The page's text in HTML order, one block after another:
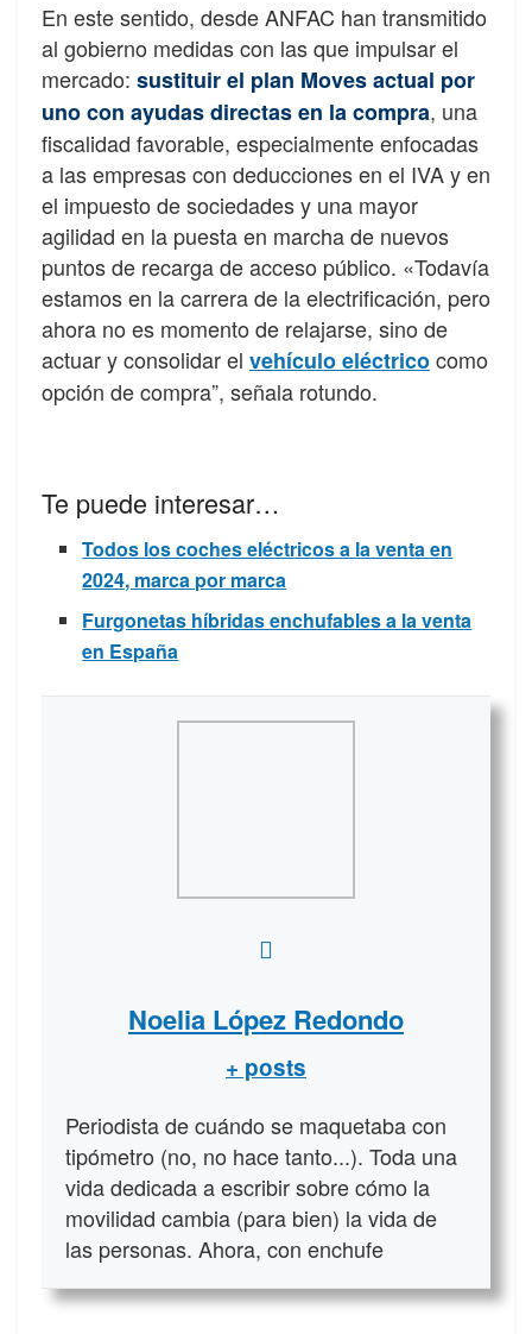
En este sentido, desde ANFAC han transmitido
al gobierno medidas con las que impulsar el
mercado: sustituir el plan Moves actual por
uno con ayudas directas en la compra, una
fiscalidad favorable, especialmente enfocadas
a las empresas con deducciones en el IVA y en
el impuesto de sociedades y una mayor
agilidad en la puesta en marcha de nuevos
puntos de recarga de acceso público. «Todavía
estamos en la carrera de la electrificación, pero
ahora no es momento de relajarse, sino de
actuar y consolidar el vehículo eléctricocomo
opción de compra”, señala rotundo.
Te puede interesar…
Todos los coches eléctricos a la venta en
2024, marca por marca
Furgonetas híbridas enchufables a la venta
en España
Noelia López Redondo
+ posts
Periodista de cuándo se maquetaba con
tipómetro (no, no hace tanto...). Toda una
vida dedicada a escribir sobre cómo la
movilidad cambia (para bien) la vida de
las personas. Ahora, con enchufe